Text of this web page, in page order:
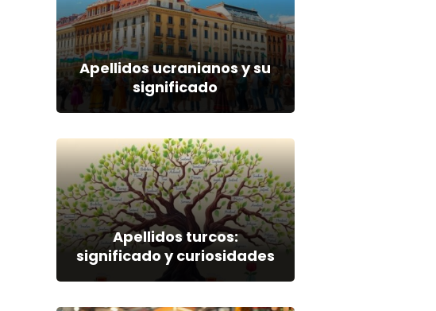
Apellidos ucranianos y su
significado
Apellidos turcos:
significado y curiosidades